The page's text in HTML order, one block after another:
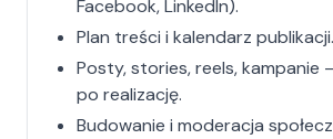
Facebook, LinkedIn).
Plan treści i kalendarz publikacji.
Posty, stories, reels, kampanie
po realizację.
Budowanie i moderacja